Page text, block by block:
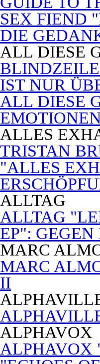
SEX FIEND
DIE
ALL DIESE
IST NUR
ALL DIESE
ALLES
TRISTAN
"ALLES
ALLTAG
ALLTAG
EP":
MARC
MARC
II
ALPHAVOX
ALPHAVOX